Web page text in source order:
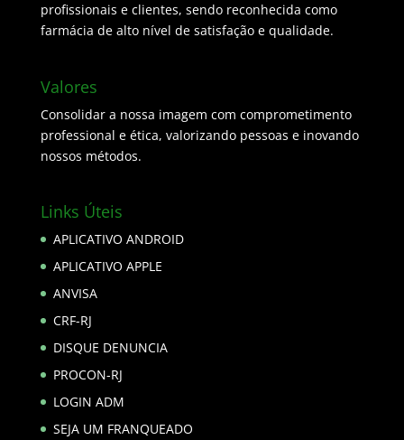
profissionais e clientes, sendo reconhecida como
farmácia de alto nível de satisfação e qualidade.
Valores
Consolidar a nossa imagem com comprometimento
professional e ética, valorizando pessoas e inovando
nossos métodos.
Links Úteis
APLICATIVO ANDROID
APLICATIVO APPLE
ANVISA
CRF-RJ
DISQUE DENUNCIA
PROCON-RJ
LOGIN ADM
SEJA UM FRANQUEADO